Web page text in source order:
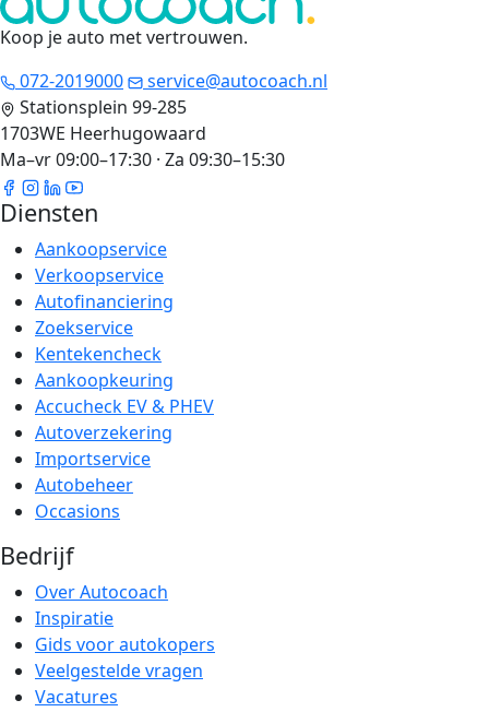
Koop je auto met vertrouwen.
072-2019000
service@autocoach.nl
Stationsplein 99-285
1703WE Heerhugowaard
Ma–vr 09:00–17:30 · Za 09:30–15:30
Diensten
Aankoopservice
Verkoopservice
Autofinanciering
Zoekservice
Kentekencheck
Aankoopkeuring
Accucheck EV & PHEV
Autoverzekering
Importservice
Autobeheer
Occasions
Bedrijf
Over Autocoach
Inspiratie
Gids voor autokopers
Veelgestelde vragen
Vacatures